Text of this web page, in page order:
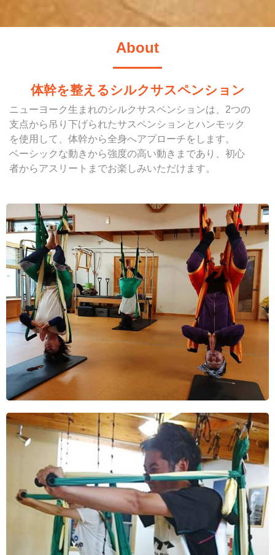
About
体幹を整えるシルクサスペンション
ニューヨーク生まれのシルクサスペンションは、2つの
支点から吊り下げられたサスペンションとハンモック
を使用して、体幹から全身へアプローチをします。
ベーシックな動きから強度の高い動きまであり、初心
者からアスリートまでお楽しみいただけます。